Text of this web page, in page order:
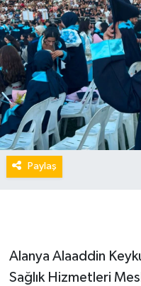
Paylaş
Alanya Alaaddin
Sağlık Hizmetleri